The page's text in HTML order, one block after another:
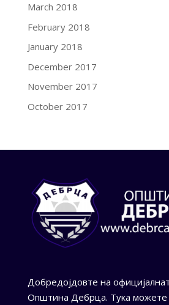
March 2018
February 2018
January 2018
December 2017
November 2017
October 2017
Добредојдовте на
Општина Дебрца. Тука можете